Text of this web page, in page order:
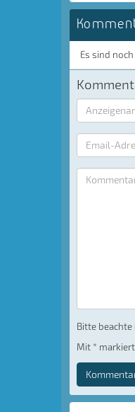
Es sind
Bitte beachte
Mit *